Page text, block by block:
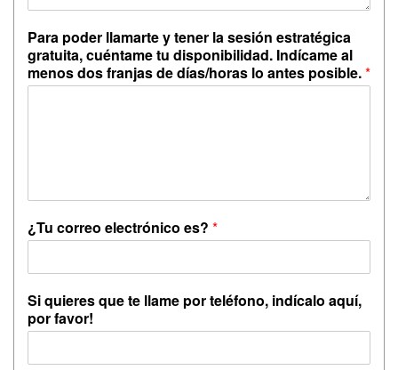
Para poder llamarte y tener la sesión estratégica
gratuita, cuéntame tu disponibilidad. Indícame al
menos dos franjas de días/horas lo antes posible.*
¿Tu correo electrónico es? *
Si quieres que te llame por teléfono, indícalo aquí,
por favor!